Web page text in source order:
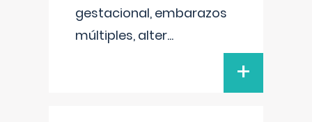
gestacional, embarazos
múltiples, alter...
+